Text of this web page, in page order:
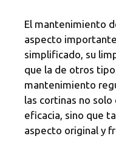
El mantenimiento
aspecto
simplificado, su
que la de otros
mantenimiento
las cortinas no
eficacia, sino que
aspecto original y